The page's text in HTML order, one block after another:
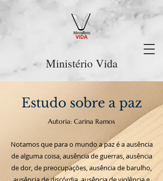
Ministério Vida
Estudo sobre a paz
Autoria: Carina Ramos
Notamos que para o mundo a paz é a ausência
de alguma coisa, ausência de guerras, ausência
de dor, de preocupações, ausência de barulho,